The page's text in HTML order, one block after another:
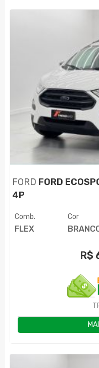
FORD FORD
4P
Comb.
FLEX
Cor
R$